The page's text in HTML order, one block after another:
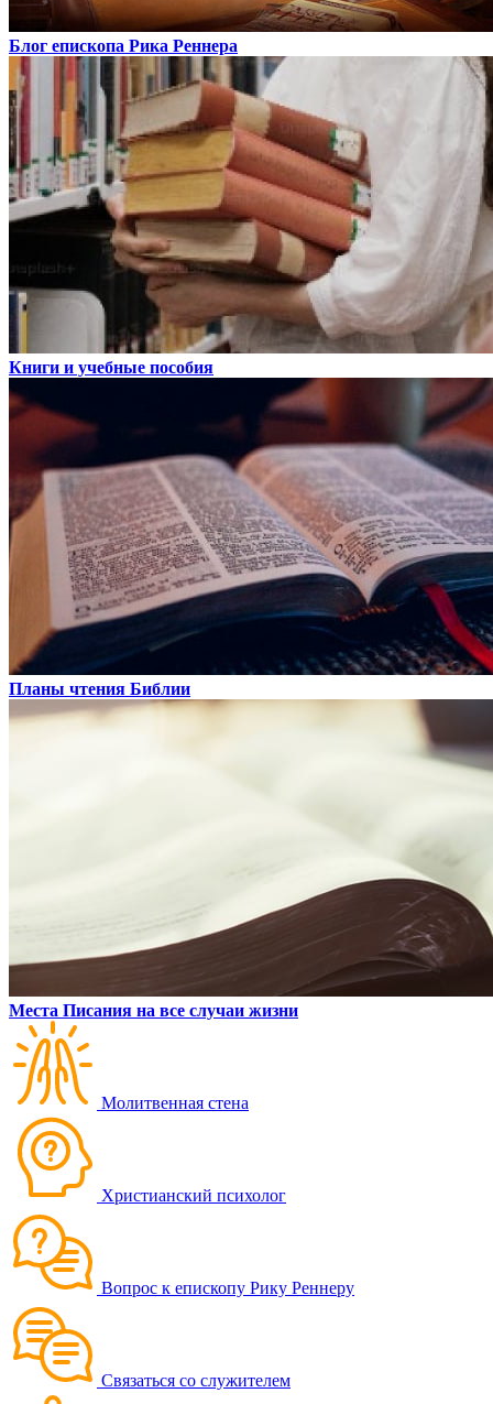
Блог епископа Рика Реннера
Книги и учебные пособия
Планы чтения Библии
Места Писания на все случаи жизни
Молитвенная стена
Христианский психолог
Вопрос к епископу Рику Реннеру
Связаться со служителем